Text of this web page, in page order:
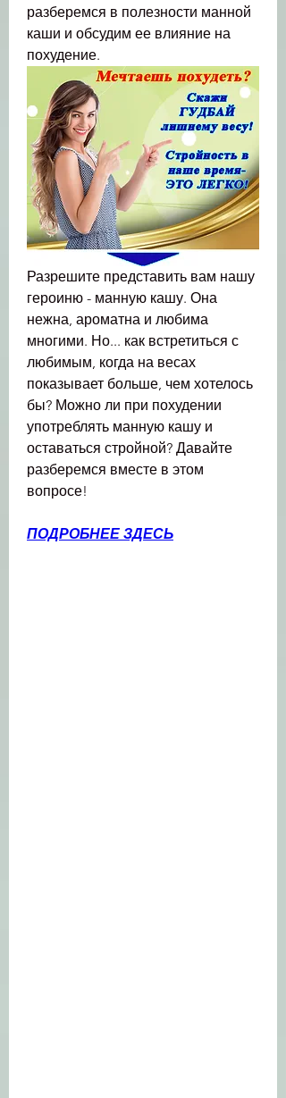
разберемся в полезности манной
каши и обсудим ее влияние на
похудение.
Разрешите представить вам нашу
героиню - манную кашу. Она
нежна, ароматна и любима
многими. Но... как встретиться с
любимым, когда на весах
показывает больше, чем хотелось
бы? Можно ли при похудении
употреблять манную кашу и
оставаться стройной? Давайте
разберемся вместе в этом
вопросе!
ПОДРОБНЕЕ ЗДЕСЬ